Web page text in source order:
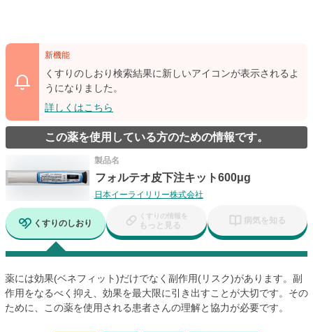
新機能
くすりのしおり検索結果に新しいアイコンが表示されるよ
うになりました。
詳しくはこちら
この薬を使用している方のための情報です。
製品名
フォルテオ皮下注キット600μg
日本イーライリリー株式会社
くすりのしおり
くすりの情報を
もっと見る 病気を知る
薬には効果(ベネフィット)だけでなく副作用(リスク)があります。副
作用をなるべく抑え、効果を最大限に引き出すことが大切です。その
ために、この薬を使用される患者さんの理解と協力が必要です。